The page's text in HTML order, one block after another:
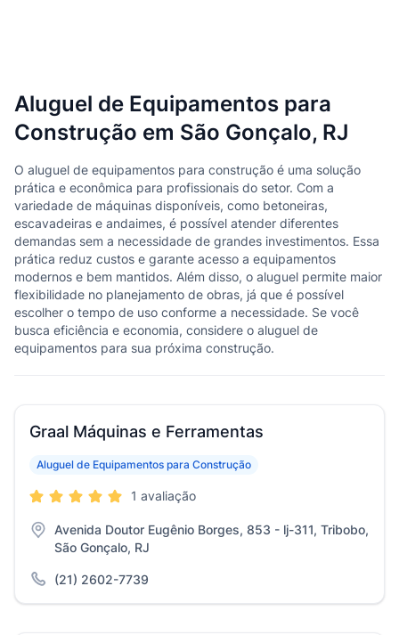
Aluguel de Equipamentos para
Construção em São Gonçalo, RJ
O aluguel de equipamentos para construção é uma solução
prática e econômica para profissionais do setor. Com a
variedade de máquinas disponíveis, como betoneiras,
escavadeiras e andaimes, é possível atender diferentes
demandas sem a necessidade de grandes investimentos. Essa
prática reduz custos e garante acesso a equipamentos
modernos e bem mantidos. Além disso, o aluguel permite maior
flexibilidade no planejamento de obras, já que é possível
escolher o tempo de uso conforme a necessidade. Se você
busca eficiência e economia, considere o aluguel de
equipamentos para sua próxima construção.
Graal Máquinas e Ferramentas
Aluguel de Equipamentos para Construção
1 avaliação
Avenida Doutor Eugênio Borges, 853 - lj-311, Tribobo,
São Gonçalo, RJ
(21) 2602-7739